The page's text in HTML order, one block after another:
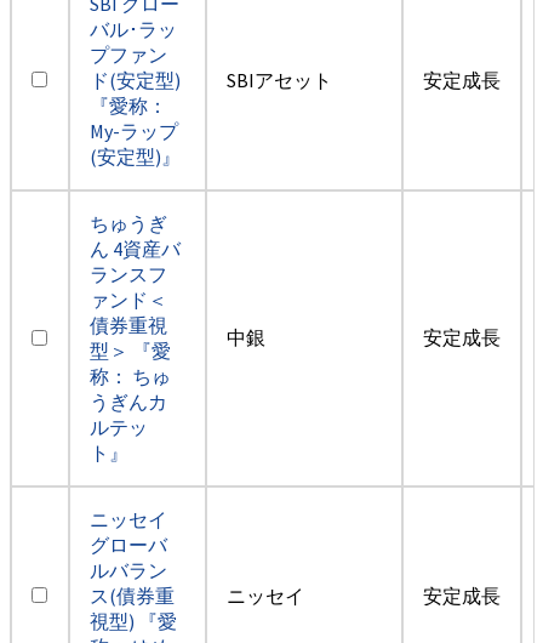
バル･ラッ
プファン
ド(安定型)
『愛称：
My-ラップ
(安定型)』
SBIアセット 安定成長
ちゅうぎ
ん 4資産バ
ランスフ
ァンド＜
債券重視
型＞ 『愛
称： ちゅ
うぎんカ
ルテッ
ト』
中銀 安定成長
ニッセイ
グローバ
ルバラン
ス(債券重
視型) 『愛
ニッセイ 安定成長